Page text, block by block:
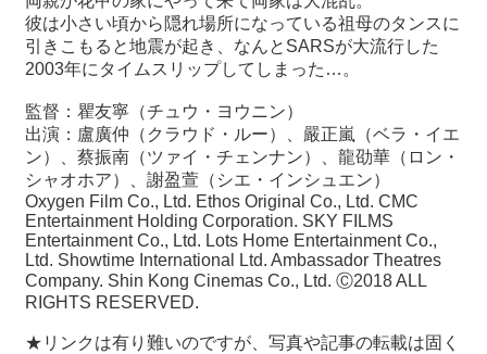
彼は小さい頃から隠れ場所になっている祖母のタンスに
引きこもると地震が起き、なんと SARSが大流行した
2003年にタイムスリップしてしまった … 。
監督：瞿友寧（チュウ・ヨウニン）
出演：盧廣仲（クラウド・ルー）、嚴正嵐（ベラ・イエ
ン）、蔡振南（ツァイ・チェンナン）、龍劭華（ロン・
シャオホア）、謝盈萱（シエ・インシュエン）
Oxygen Film Co., Ltd. Ethos Original Co., Ltd. CMC
Entertainment Holding Corporation. SKY FILMS
Entertainment Co., Ltd. Lots Home Entertainment Co.,
Ltd. Showtime International Ltd. Ambassador Theatres
Company. Shin Kong Cinemas Co., Ltd. Ⓒ2018 ALL
RIGHTS RESERVED.
★リンクは有り難いのですが、写真や記事の転載は固く